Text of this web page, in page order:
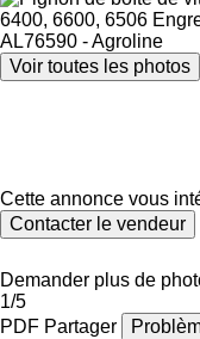
Voir toutes les photos
Cette annonce vous
Contacter le vendeur
Demander plus de
1/5
PDF Partager